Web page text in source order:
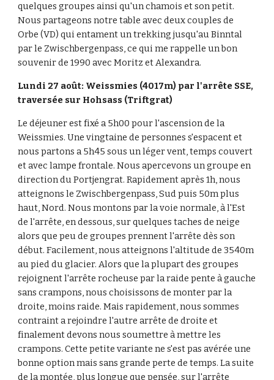
quelques groupes ainsi qu'un chamois et son petit.
Nous partageons notre table avec deux couples de
Orbe (VD) qui entament un trekking jusqu'au Binntal
par le Zwischbergenpass, ce qui me rappelle un bon
souvenir de 1990 avec Moritz et Alexandra.
Lundi 27 août: Weissmies (4017m) par l'arrête SSE,
traversée sur Hohsass (Triftgrat)
Le déjeuner est fixé a 5h00 pour l'ascension de la
Weissmies. Une vingtaine de personnes s'espacent et
nous partons a 5h45 sous un léger vent, temps couvert
et avec lampe frontale. Nous apercevons un groupe en
direction du Portjengrat. Rapidement après 1h, nous
atteignons le Zwischbergenpass, Sud puis 50m plus
haut, Nord. Nous montons par la voie normale, à l'Est
de l'arrête, en dessous, sur quelques taches de neige
alors que peu de groupes prennent l'arrête dès son
début. Facilement, nous atteignons l'altitude de 3540m
au pied du glacier. Alors que la plupart des groupes
rejoignent l'arrête rocheuse par la raide pente à gauche
sans crampons, nous choisissons de monter par la
droite, moins raide. Mais rapidement, nous sommes
contraint a rejoindre l'autre arrête de droite et
finalement devons nous soumettre à mettre les
crampons. Cette petite variante ne s'est pas avérée une
bonne option mais sans grande perte de temps. La suite
de la montée, plus longue que pensée, sur l'arrête